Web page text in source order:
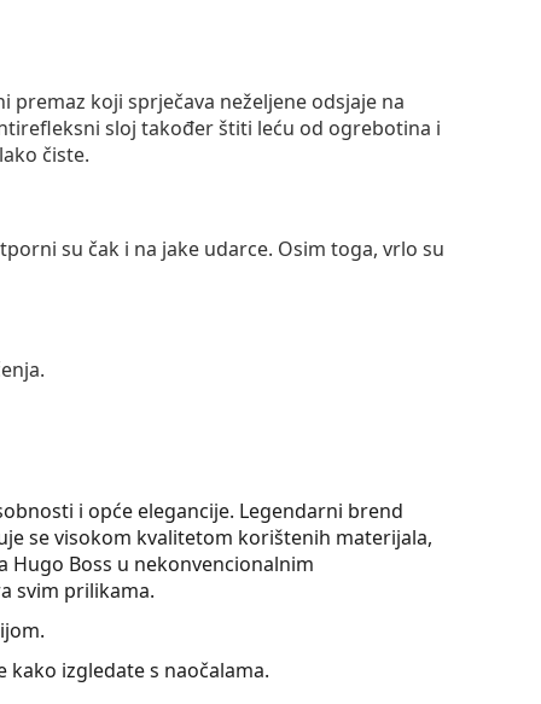
premaz koji sprječava neželjene odsjaje na
sloj također štiti leću od ogrebotina i
čiste.
su čak i na jake udarce. Osim toga, vrlo su
i opće elegancije. Legendarni brend
se visokom kvalitetom korištenih materijala,
Hugo Boss u nekonvencionalnim
svim prilikama.
izgledate s naočalama.